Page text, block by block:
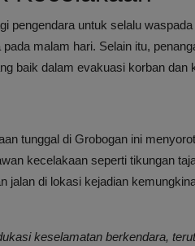
pengendara untuk selalu
malam hari. Selain itu,
baik dalam evakuasi korban dan
tunggal di Grobogan ini
kecelakaan seperti tikungan
jalan di lokasi kejadian
keselamatan berkendara,